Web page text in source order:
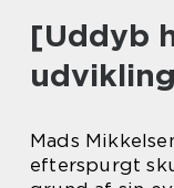
[Uddyb
Mads
efterspurgt